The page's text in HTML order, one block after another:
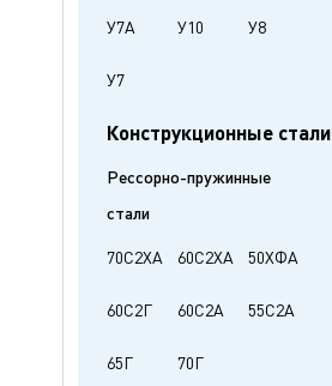
У7А У10 У8
У7
Конструкционные стали
Рессорно-пружинные
стали
70С2ХА 60С2ХА 50ХФА
60С2Г 60С2А 55С2А
65Г 70Г